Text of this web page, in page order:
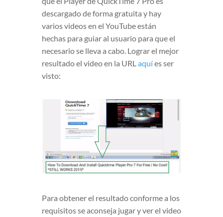
descargado de forma gratuita y hay
varios videos en el YouTube están
hechas para guiar al usuario para que el
necesario se lleva a cabo. Lograr el mejor
resultado el video en la URLaquíes ser
visto:
Para obtener el resultado conforme a los
requisitos se aconseja jugar y ver el video